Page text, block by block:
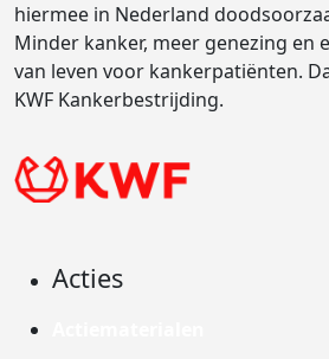
hiermee in Nederland
Minder kanker, meer genezing en
van leven voor kankerpatiënten.
KWF Kankerbestrijding.
Acties